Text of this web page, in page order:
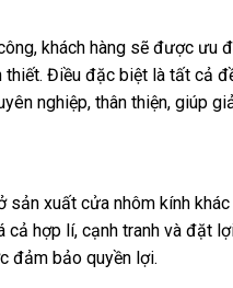
khách hàng sẽ được
Điều đặc biệt là tất cả
nghiệp, thân thiện, giúp
sản xuất cửa nhôm kính
hợp lí, cạnh tranh và đặt
đảm bảo quyền lợi.